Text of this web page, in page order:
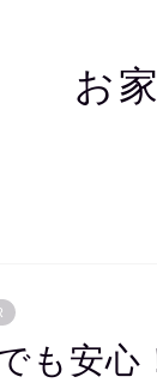
お
も安心